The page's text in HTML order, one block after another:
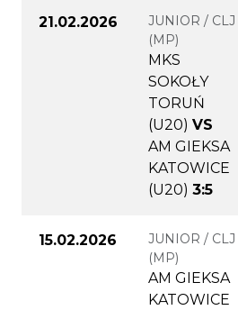
21.02.2026
JUNIOR / CLJ
(MP)
MKS
SOKOŁY
TORUŃ
(U20) VS
AM GIEKSA
KATOWICE
(U20) 3:5
15.02.2026
JUNIOR / CLJ
(MP)
AM GIEKSA
KATOWICE